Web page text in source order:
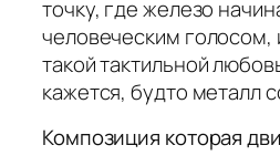
точку, где железо
человеческим голосом,
такой тактильной
кажется, будто металл
Композиция которая